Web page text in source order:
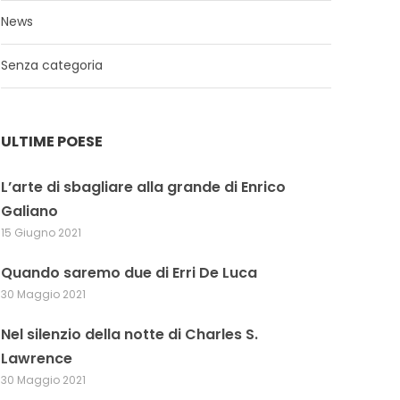
News
Senza categoria
ULTIME POESE
L’arte di sbagliare alla grande di Enrico
Galiano
15 Giugno 2021
Quando saremo due di Erri De Luca
30 Maggio 2021
Nel silenzio della notte di Charles S.
Lawrence
30 Maggio 2021